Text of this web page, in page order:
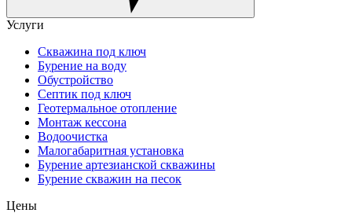
Услуги
Скважина под ключ
Бурение на воду
Обустройство
Септик под ключ
Геотермальное отопление
Монтаж кессона
Водоочистка
Малогабаритная установка
Бурение артезианской скважины
Бурение скважин на песок
Цены